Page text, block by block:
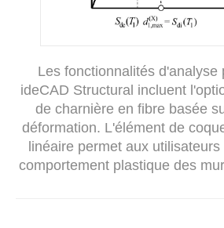
Les fonctionnalités d'analyse
ideCAD Structural incluent
de charnière en fibre basée
déformation. L'élément de
linéaire permet aux
comportement plastique des